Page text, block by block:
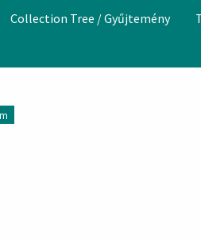
Collection Tree / Gyűjtemény